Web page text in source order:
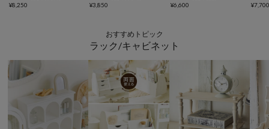
¥8,250
¥3,850
¥6,600 ¥
おすすめトピック
ラック/キャビネット